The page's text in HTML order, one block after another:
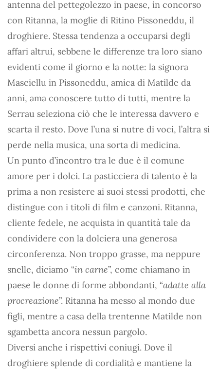
antenna del pettegolezzo in paese, in concorso
con Ritanna, la moglie di Ritino Pissoneddu, il
droghiere. Stessa tendenza a occuparsi degli
affari altrui, sebbene le differenze tra loro siano
evidenti come il giorno e la notte: la signora
Masciellu in Pissoneddu, amica di Matilde da
anni, ama conoscere tutto di tutti, mentre la
Serrau seleziona ciò che le interessa davvero e
scarta il resto. Dove l’una si nutre di voci, l’altra si
perde nella musica, una sorta di medicina.
Un punto d’incontro tra le due è il comune
amore per i dolci. La pasticciera di talento è la
prima a non resistere ai suoi stessi prodotti, che
distingue con i titoli di film e canzoni. Ritanna,
cliente fedele, ne acquista in quantità tale da
condividere con la dolciera una generosa
circonferenza. Non troppo grasse, ma neppure
snelle, diciamo “in carne”, come chiamano in
paese le donne di forme abbondanti, “adatte alla
procreazione”. Ritanna ha messo al mondo due
figli, mentre a casa della trentenne Matilde non
sgambetta ancora nessun pargolo.
Diversi anche i rispettivi coniugi. Dove il
droghiere splende di cordialità e mantiene la